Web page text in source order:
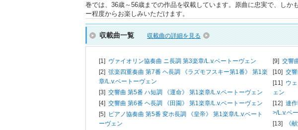
巻では、36歳～56歳までの作品を収載しています。原曲に忠実で、しか
ー程度からお楽しみいただけます。
収載曲一覧 収載曲の詳細を見る
[1] ヴァイオリン協奏曲 ニ長調 第3楽章/L.v.ベートーヴェン
[2] 弦楽四重奏曲 第7番 ヘ長調 《ラズモフスキー第1番》 第1楽
章/L.v.ベートーヴェン
[3] 交響曲 第5番 ハ短調 《運命》 第1楽章/L.v.ベートーヴェン
[4] 交響曲 第6番 ヘ長調 《田園》 第1楽章/L.v.ベートーヴェン
[5] ピアノ協奏曲 第5番 変ホ長調 《皇帝》 第1楽章/L.v.ベート
ーヴェン
[9] 交響
[10] 交
[11] ウ
ェン
[12] 連
>/L.v.ベ
[13]
《